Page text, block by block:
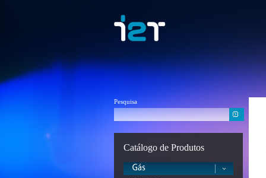
Pesquisa
Catálogo de Produtos